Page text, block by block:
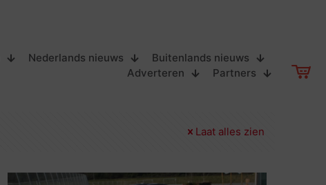
Nederlands nieuws
Buitenlands nieuws
Adverteren
Partners
Laat alles zien